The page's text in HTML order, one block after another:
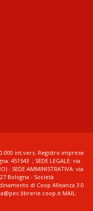
int.vers. Registro imprese
451543 ; SEDE LEGALE: via
- SEDE AMMINISTRATIVA: via
Bologna - Società
di Coop Alleanza 3.0
MAIL: